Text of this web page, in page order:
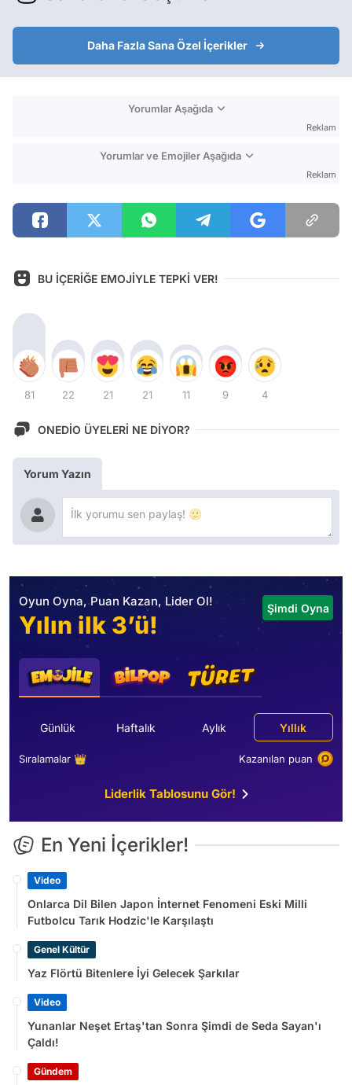
Daha Fazla Sana Özel İçerikler
Yorumlar Aşağıda
Reklam
Yorumlar ve Emojiler Aşağıda
Reklam
BU İÇERİĞE EMOJİYLE TEPKİ VER!
81 22 21 21 11 9 4
ONEDİO ÜYELERİ NE DİYOR?
Yorum Yazın
Oyun Oyna, Puan Kazan, Lider Ol!
Yılın ilk 3’ü!
Şimdi Oyna
Günlük Haftalık Aylık Yıllık
Sıralamalar 👑 Kazanılan puan
Liderlik Tablosunu Gör!
En Yeni İçerikler!
Video
Onlarca Dil Bilen Japon İnternet Fenomeni Eski Milli
Futbolcu Tarık Hodzic'le Karşılaştı
Genel Kültür
Yaz Flörtü Bitenlere İyi Gelecek Şarkılar
Video
Yunanlar Neşet Ertaş'tan Sonra Şimdi de Seda Sayan'ı
Çaldı!
Gündem